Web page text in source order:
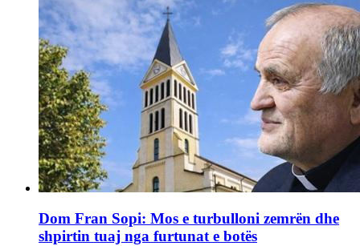
Dom Fran Sopi: Mos e turbulloni zemrën dhe
shpirtin tuaj nga furtunat e botës